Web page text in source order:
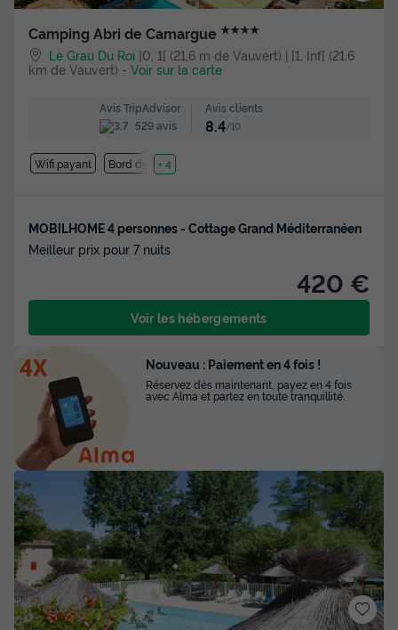
Camping Abri de Camargue ★★★★
Le Grau Du Roi ]0, 1[ (21,6 m de Vauvert) | [1, Inf[ (21,6
km de Vauvert) - Voir sur la carte
Avis TripAdvisor
529 avis
Avis clients
8.4/10
Wifi payant Bord de mer
+ 4
MOBILHOME 4 personnes - Cottage Grand Méditerranéen
Meilleur prix pour 7 nuits
420 €
Voir les hébergements
Nouveau : Paiement en 4 fois !
Réservez dès maintenant, payez en 4 fois
avec Alma et partez en toute tranquillité.